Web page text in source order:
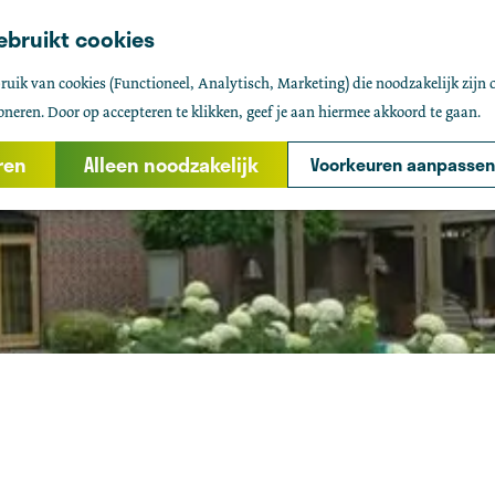
cookies
van cookies (Functioneel, Analytisch, Marketing) die noodzakelijk zijn
Door op accepteren te klikken, geef je aan hiermee akkoord te gaan.
Alleen noodzakelijk Voorkeuren aanpassen